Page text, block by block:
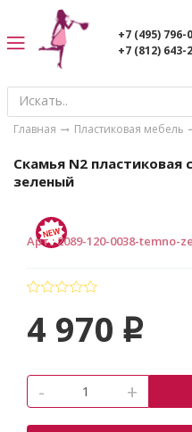
+7 (495) 796-
+7 (812) 643-
Главная Пластиковая мебель
Скамья N2 пластиковая
зеленый
Арт.:2089-120-0038-temno-
4 970 p
- +